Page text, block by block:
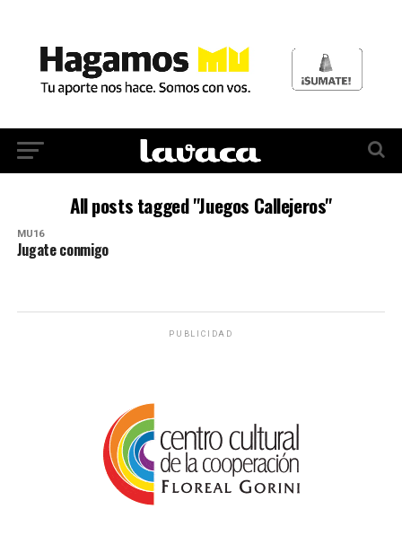
All posts tagged "Juegos Callejeros"
MU16
Jugate conmigo
PUBLICIDAD